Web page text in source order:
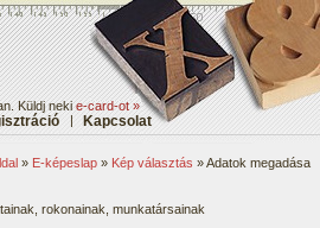
Küldj nekie-card-ot »
| Kapcsolat
» E-képeslap » Kép választás » Adatok megadása
rokonainak, munkatársainak